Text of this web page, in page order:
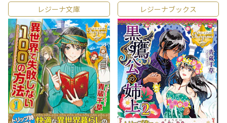
レジーナ文庫 レジーナブックス